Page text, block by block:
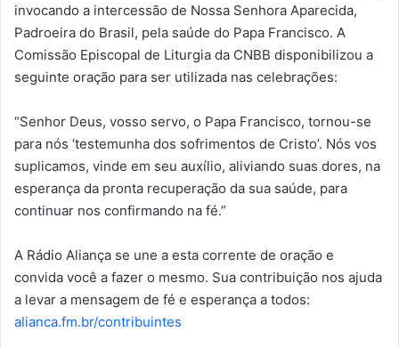
invocando a intercessão de Nossa Senhora Aparecida,
Padroeira do Brasil, pela saúde do Papa Francisco. A
Comissão Episcopal de Liturgia da CNBB disponibilizou a
seguinte oração para ser utilizada nas celebrações:
“Senhor Deus, vosso servo, o Papa Francisco, tornou-se
para nós ‘testemunha dos sofrimentos de Cristo’. Nós vos
suplicamos, vinde em seu auxílio, aliviando suas dores, na
esperança da pronta recuperação da sua saúde, para
continuar nos confirmando na fé.”
A Rádio Aliança se une a esta corrente de oração e
convida você a fazer o mesmo. Sua contribuição nos ajuda
a levar a mensagem de fé e esperança a todos:
alianca.fm.br/contribuintes